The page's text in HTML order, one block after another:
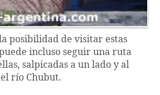
posibilidad de visitar estas
incluso seguir una ruta
salpicadas a un lado y al
río Chubut.